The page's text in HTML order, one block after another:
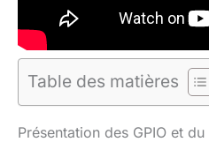
Table des matières
Présentation des GPIO et